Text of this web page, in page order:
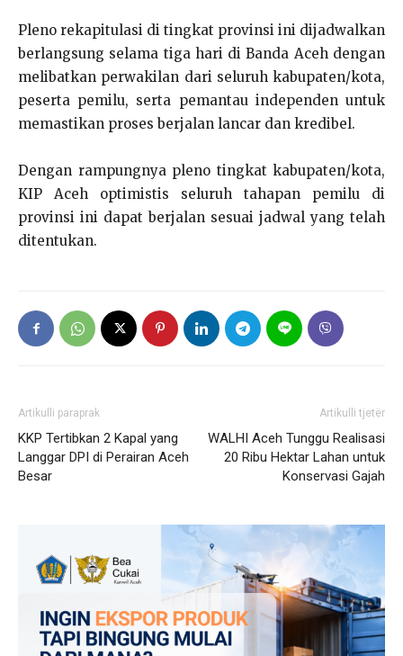
Pleno rekapitulasi di tingkat provinsi ini dijadwalkan
berlangsung selama tiga hari di Banda Aceh dengan
melibatkan perwakilan dari seluruh kabupaten/kota,
peserta pemilu, serta pemantau independen untuk
memastikan proses berjalan lancar dan kredibel.
Dengan rampungnya pleno tingkat kabupaten/kota,
KIP Aceh optimistis seluruh tahapan pemilu di
provinsi ini dapat berjalan sesuai jadwal yang telah
ditentukan.
Artikulli paraprak
KKP Tertibkan 2 Kapal yang
Langgar DPI di Perairan Aceh
Besar
Artikulli tjetër
WALHI Aceh Tunggu Realisasi
20 Ribu Hektar Lahan untuk
Konservasi Gajah